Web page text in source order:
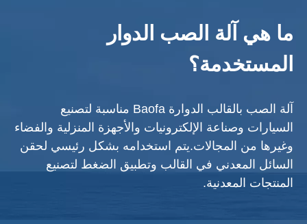
ما هي آلة الصب الدوار
المستخدمة؟
آلة الصب بالقالب الدوارة Baofa مناسبة لتصنيع
السيارات وصناعة الإلكترونيات والأجهزة المنزلية والفضاء
وغيرها من المجالات.يتم استخدامه بشكل رئيسي لحقن
السائل المعدني في القالب وتطبيق الضغط لتصنيع
المنتجات المعدنية.